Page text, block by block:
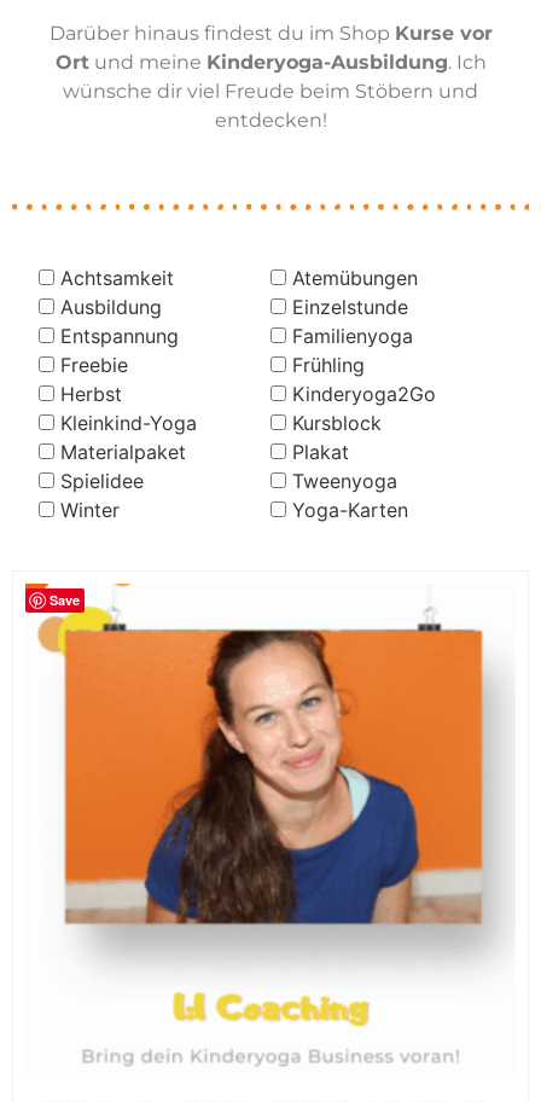
Darüber hinaus findest du im Shop Kurse vor
Ortund meine Kinderyoga-Ausbildung. Ich
wünsche dir viel Freude beim Stöbern und
entdecken!
Achtsamkeit
Atemübungen
Ausbildung
Einzelstunde
Entspannung
Familienyoga
Freebie
Frühling
Herbst
Kinderyoga2Go
Kleinkind-Yoga
Kursblock
Materialpaket
Plakat
Spielidee
Tweenyoga
Winter
Yoga-Karten
Save